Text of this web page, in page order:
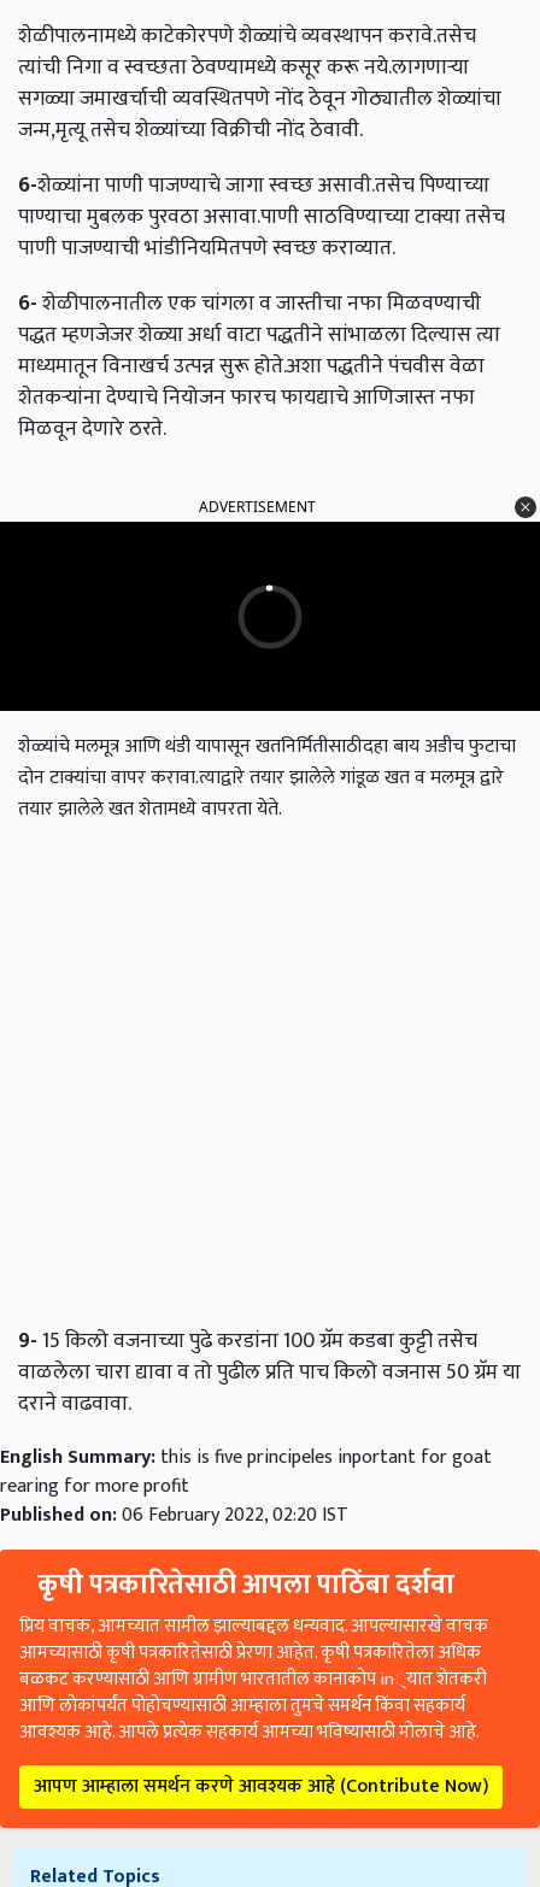
शेळीपालनामध्ये काटेकोरपणे शेळ्यांचे व्यवस्थापन करावे.तसेच
त्यांची निगा व स्वच्छता ठेवण्यामध्ये कसूर करू नये.लागणार्‍या
सगळ्या जमाखर्चाची व्यवस्थितपणे नोंद ठेवून गोठ्यातील शेळ्यांचा
जन्म,मृत्यू तसेच शेळ्यांच्या विक्रीची नोंद ठेवावी.
6-शेळ्यांना पाणी पाजण्याचे जागा स्वच्छ असावी.तसेच पिण्याच्या
पाण्याचा मुबलक पुरवठा असावा.पाणी साठविण्याच्या टाक्या तसेच
पाणी पाजण्याची भांडीनियमितपणे स्वच्छ कराव्यात.
6-शेळीपालनातील एक चांगला व जास्तीचा नफा मिळवण्याची
पद्धत म्हणजेजर शेळ्या अर्धा वाटा पद्धतीने सांभाळला दिल्यास त्या
माध्यमातून विनाखर्च उत्पन्न सुरू होते.अशा पद्धतीने पंचवीस वेळा
शेतकऱ्यांना देण्याचे नियोजन फारच फायद्याचे आणिजास्त नफा
मिळवून देणारे ठरते.
ADVERTISEMENT
शेळ्यांचे मलमूत्र आणि थंडी यापासून खतनिर्मितीसाठीदहा बाय अडीच फुटाचा
दोन टाक्यांचा वापर करावा.त्याद्वारे तयार झालेले गांडूळ खत व मलमूत्र द्वारे
तयार झालेले खत शेतामध्ये वापरता येते.
9-15 किलो वजनाच्या पुढे करडांना 100 ग्रॅम कडबा कुट्टी तसेच
वाळलेला चारा द्यावा व तो पुढील प्रति पाच किलो वजनास 50 ग्रॅम या
दराने वाढवावा.
English Summary:this is five principeles inportant for goat
rearing for more profit
Published on:06 February 2022, 02:20 IST
कृषी पत्रकारितेसाठी आपला पाठिंबा दर्शवा
प्रिय वाचक, आमच्यात सामील झाल्याबद्दल धन्यवाद. आपल्यासारखे वाचक
आमच्यासाठी कृषी पत्रकारितेसाठी प्रेरणा आहेत. कृषी पत्रकारितेला अधिक
बळकट करण्यासाठी आणि ग्रामीण भारतातील कानाकोप in्यात शेतकरी
आणि लोकांपर्यंत पोहोचण्यासाठी आम्हाला तुमचे समर्थन किंवा सहकार्य
आवश्यक आहे. आपले प्रत्येक सहकार्य आमच्या भविष्यासाठी मोलाचे आहे.
आपण आम्हाला समर्थन करणे आवश्यक आहे (Contribute Now)
Related Topics